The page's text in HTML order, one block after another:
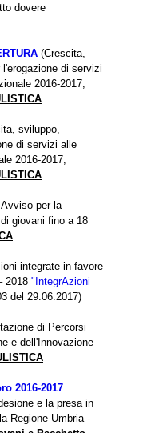
dovere
(Crescita,
di servizi
2016-2017,
sviluppo,
di servizi alle
2016-2017,
Avviso per la
giovani fino a 18
integrate in favore
2018 "IntegrAzioni
del 29.06.2017)
di Percorsi
e dell'Innovazione
2016-2017
e la presa in
Regione Umbria -